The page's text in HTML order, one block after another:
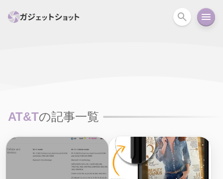
オーディオ 周辺機器
AT&Tの記事一覧